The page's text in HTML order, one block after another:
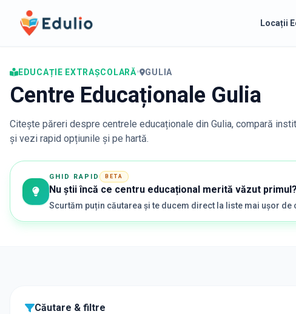
Edulio
Locații
EDUCAȚIE EXTRAȘCOLARĂ• GULIA
Centre Educaționale Gulia
Citește păreri despre centrele educaționale din Gulia, compară
și vezi rapid opțiunile și pe hartă.
GHID RAPID BETA
Nu știi încă ce centru educațional merită văzut primul?
Scurtăm puțin căutarea și te ducem direct la liste mai ușor de
Căutare & filtre